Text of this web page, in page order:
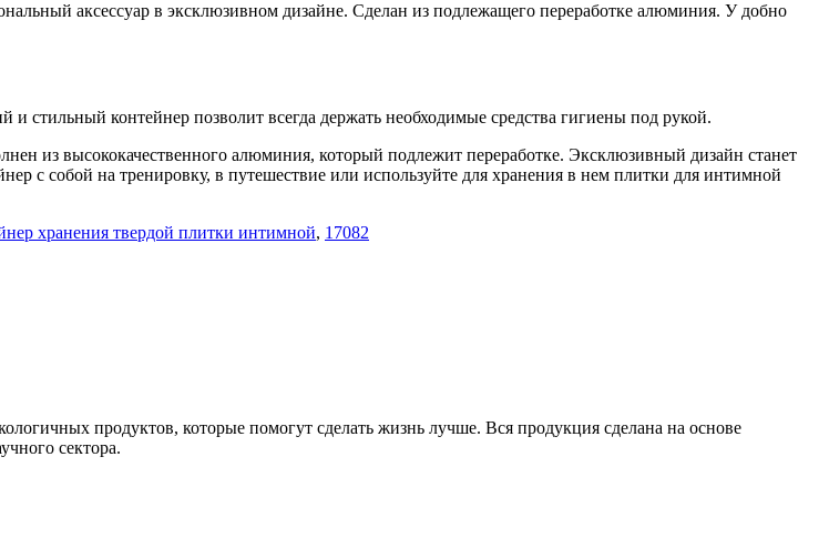
аксессуар в эксклюзивном дизайне. Сделан из подлежащего переработке алюминия. У добно
контейнер позволит всегда держать необходимые средства гигиены под рукой.
из высококачественного алюминия, который подлежит переработке. Эксклюзивный дизайн станет
с собой на тренировку, в путешествие или используйте для хранения в нем плитки для интимной
хранения твердой плитки интимной, 17082
продуктов, которые помогут сделать жизнь лучше. Вся продукция сделана на основе
сектора.